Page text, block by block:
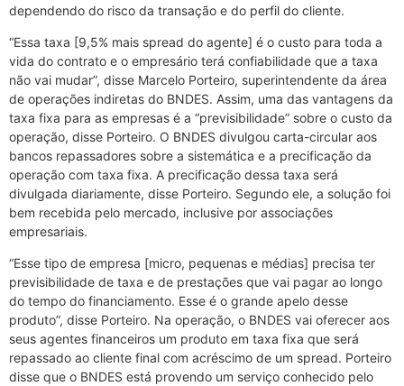
dependendo do risco da transação e do perfil do cliente.
“Essa taxa [9,5% mais spread do agente] é o custo para toda a
vida do contrato e o empresário terá confiabilidade que a taxa
não vai mudar”, disse Marcelo Porteiro, superintendente da área
de operações indiretas do BNDES. Assim, uma das vantagens da
taxa fixa para as empresas é a “previsibilidade” sobre o custo da
operação, disse Porteiro. O BNDES divulgou carta-circular aos
bancos repassadores sobre a sistemática e a precificação da
operação com taxa fixa. A precificação dessa taxa será
divulgada diariamente, disse Porteiro. Segundo ele, a solução foi
bem recebida pelo mercado, inclusive por associações
empresariais.
“Esse tipo de empresa [micro, pequenas e médias] precisa ter
previsibilidade de taxa e de prestações que vai pagar ao longo
do tempo do financiamento. Esse é o grande apelo desse
produto”, disse Porteiro. Na operação, o BNDES vai oferecer aos
seus agentes financeiros um produto em taxa fixa que será
repassado ao cliente final com acréscimo de um spread. Porteiro
disse que o BNDES está provendo um serviço conhecido pelo